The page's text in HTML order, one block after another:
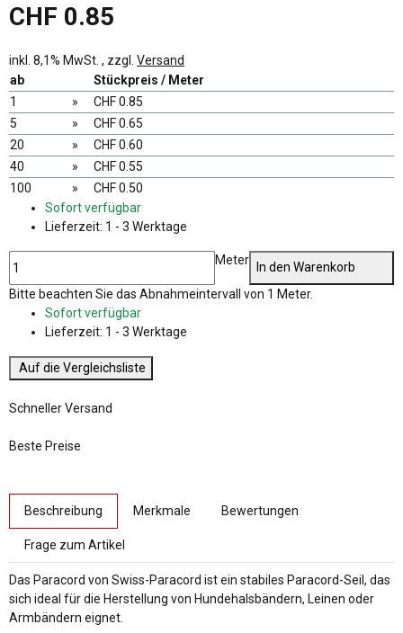
CHF 0.85
inkl. 8,1% MwSt. , zzgl. Versand
ab
Stückpreis / Meter
1
»
CHF 0.85
5
»
CHF 0.65
20
»
CHF 0.60
40
»
CHF 0.55
100
»
CHF 0.50
Sofort verfügbar
Lieferzeit: 1 - 3 Werktage
Meter
In den Warenkorb
xBitte beachten Sie das Abnahmeintervall von 1 Meter.
Sofort verfügbar
Lieferzeit: 1 - 3 Werktage
Auf die Vergleichsliste
Schneller Versand
Beste Preise
Beschreibung Merkmale Bewertungen
Frage zum Artikel
Das Paracord von Swiss-Paracord ist ein stabiles Paracord-Seil, das
sich ideal für die Herstellung von Hundehalsbändern, Leinen oder
Armbändern eignet.